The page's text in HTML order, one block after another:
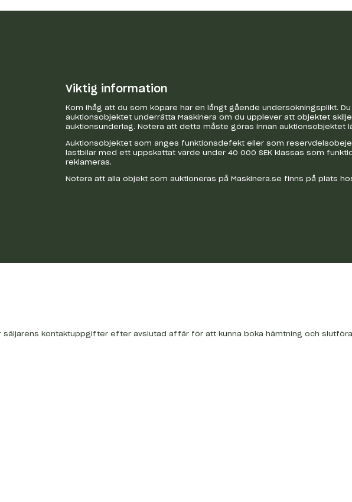
Viktig information
Kom ihåg att du som köpare har en långt gående undersökningsplikt.
auktionsobjektet underrätta Maskinera om du upplever att objektet
auktionsunderlag. Notera att detta måste göras innan auktionsobjektet
Auktionsobjektet som anges funktionsdefekt eller som
lastbilar med ett uppskattat värde under 40 000 SEK klassas som
reklameras.
Notera att alla objekt som auktioneras på Maskinera.se finns på plats
säljarens kontaktuppgifter efter avslutad affär för att kunna boka hämtning och